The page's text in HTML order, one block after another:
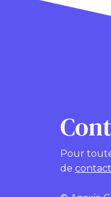
Pour
de contact